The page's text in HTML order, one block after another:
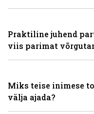
Praktiline juhend
viis parimat
Miks teise inimese
välja ajada?